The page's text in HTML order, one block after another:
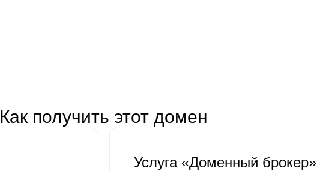
Как получить этот домен
Услуга «Доменный брокер»